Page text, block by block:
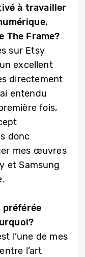
à travailler
The Frame?
sur Etsy
excellent
directement
entendu
fois,
donc
mes œuvres
et Samsung
préférée
l’une de mes
l’art